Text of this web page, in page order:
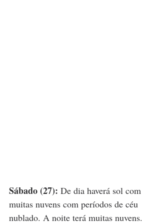
Sábado (27): De dia haverá sol com
muitas nuvens com períodos de céu
nublado. A noite terá muitas nuvens.